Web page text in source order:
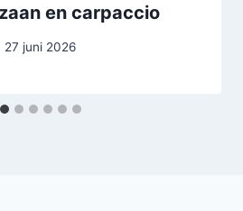
en carpaccio
27 juni 2026